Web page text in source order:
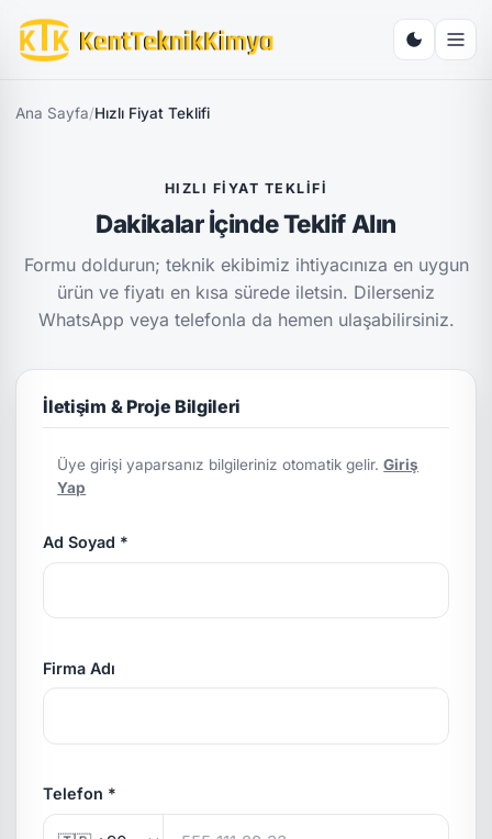
Ana Sayfa/Hızlı Fiyat Teklifi
HIZLI FIYAT TEKLIFI
Dakikalar İçinde Teklif Alın
Formu doldurun; teknik ekibimiz ihtiyacınıza en uygun
ürün ve fiyatı en kısa sürede iletsin. Dilerseniz
WhatsApp veya telefonla da hemen ulaşabilirsiniz.
İletişim & Proje Bilgileri
Üye girişi yaparsanız bilgileriniz otomatik gelir.Giriş
Yap
Ad Soyad *
Firma Adı
Telefon *